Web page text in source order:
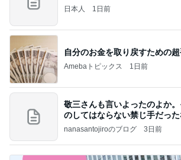
日本人 1日前
自分のお金を取り戻すための超
Amebaトピックス 1日前
敬三さんも言いよったのよか
のしてはならない禁じ手だっ
のよ
nanasantojiroのブログ 3日前